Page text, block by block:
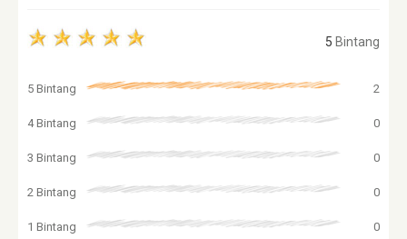
5 Bintang
5 Bintang 2
4 Bintang 0
3 Bintang 0
2 Bintang 0
1 Bintang 0